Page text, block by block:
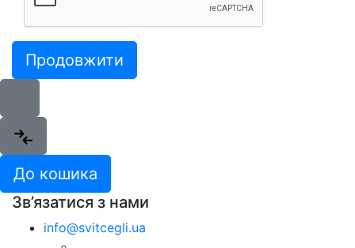
Продовжити
До кошика
Зв’язатися з нами
info@svitcegli.ua